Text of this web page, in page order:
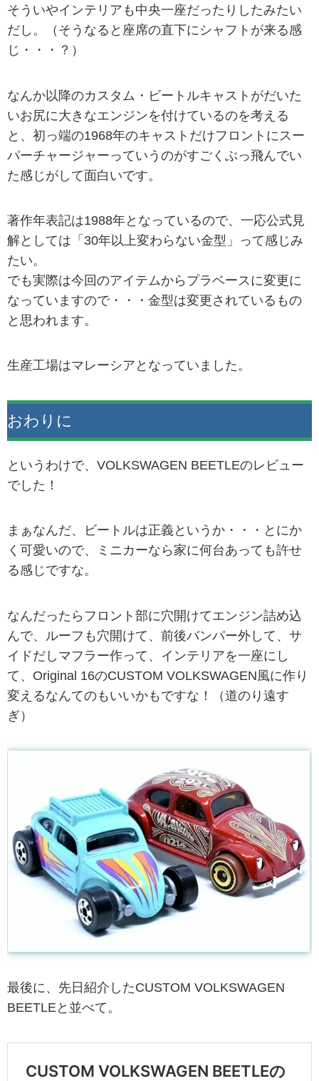
そういやインテリアも中央一座だったりしたみたい
だし。（そうなると座席の直下にシャフトが来る感
じ・・・？）
なんか以降のカスタム・ビートルキャストがだいた
いお尻に大きなエンジンを付けているのを考える
と、初っ端の1968年のキャストだけフロントにスー
パーチャージャーっていうのがすごくぶっ飛んでい
た感じがして面白いです。
著作年表記は1988年となっているので、一応公式見
解としては「30年以上変わらない金型」って感じみ
たい。
でも実際は今回のアイテムからプラベースに変更に
なっていますので・・・金型は変更されているもの
と思われます。
生産工場はマレーシアとなっていました。
おわりに
というわけで、VOLKSWAGEN BEETLEのレビュー
でした！
まぁなんだ、ビートルは正義というか・・・とにか
く可愛いので、ミニカーなら家に何台あっても許せ
る感じですな。
なんだったらフロント部に穴開けてエンジン詰め込
んで、ルーフも穴開けて、前後バンパー外して、サ
イドだしマフラー作って、インテリアを一座にし
て、Original 16のCUSTOM VOLKSWAGEN風に作り
変えるなんてのもいいかもですな！（道のり遠す
ぎ）
最後に、先日紹介したCUSTOM VOLKSWAGEN
BEETLEと並べて。